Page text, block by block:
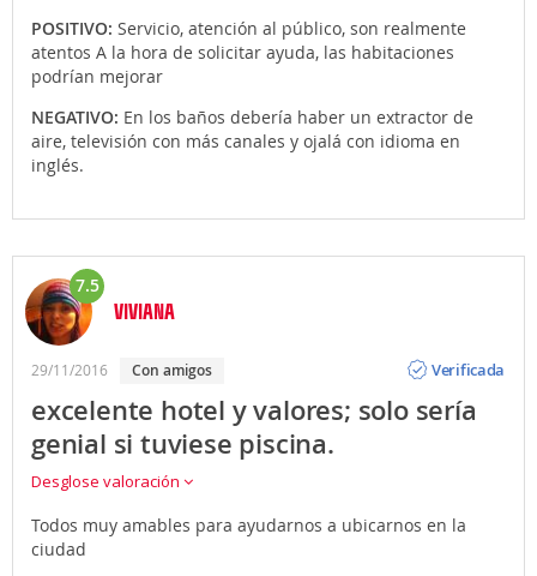
POSITIVO: Servicio, atención al público, son realmente
atentos A la hora de solicitar ayuda, las habitaciones
podrían mejorar
NEGATIVO: En los baños debería haber un extractor de
aire, televisión con más canales y ojalá con idioma en
inglés.
7.5
VIVIANA
29/11/2016 con amigos
Verificada
excelente hotel y valores; solo sería
genial si tuviese piscina.
Desglose valoración
Todos muy amables para ayudarnos a ubicarnos en la
ciudad